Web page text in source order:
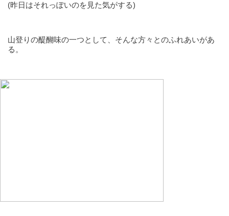
(昨日はそれっぽいのを見た気がする)
山登りの醍醐味の一つとして、そんな方々とのふれあいがあ
る。